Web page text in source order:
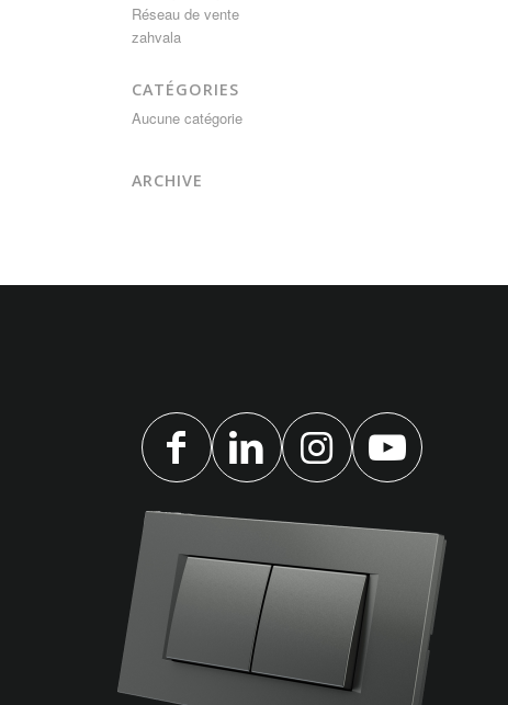
Réseau de vente
zahvala
CATÉGORIES
Aucune catégorie
ARCHIVE